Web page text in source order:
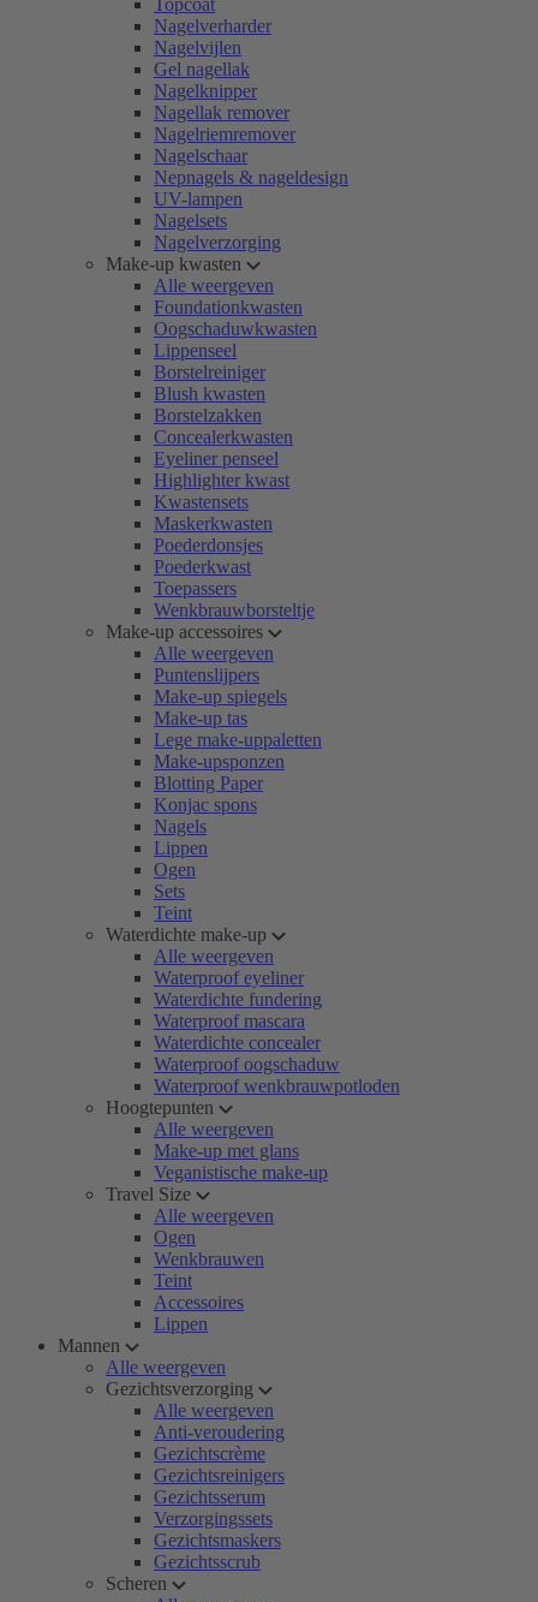
Topcoat
Nagelverharder
Nagelvijlen
Gel nagellak
Nagelknipper
Nagellak remover
Nagelriemremover
Nagelschaar
Nepnagels & nageldesign
UV-lampen
Nagelsets
Nagelverzorging
Make-up kwasten
Alle weergeven
Foundationkwasten
Oogschaduwkwasten
Lippenseel
Borstelreiniger
Blush kwasten
Borstelzakken
Concealerkwasten
Eyeliner penseel
Highlighter kwast
Kwastensets
Maskerkwasten
Poederdonsjes
Poederkwast
Toepassers
Wenkbrauwborsteltje
Make-up accessoires
Alle weergeven
Puntenslijpers
Make-up spiegels
Make-up tas
Lege make-uppaletten
Make-upsponzen
Blotting Paper
Konjac spons
Nagels
Lippen
Ogen
Sets
Teint
Waterdichte make-up
Alle weergeven
Waterproof eyeliner
Waterdichte fundering
Waterproof mascara
Waterdichte concealer
Waterproof oogschaduw
Waterproof wenkbrauwpotloden
Hoogtepunten
Alle weergeven
Make-up met glans
Veganistische make-up
Travel Size
Alle weergeven
Ogen
Wenkbrauwen
Teint
Accessoires
Lippen
Mannen
Alle weergeven
Gezichtsverzorging
Alle weergeven
Anti-veroudering
Gezichtscrème
Gezichtsreinigers
Gezichtsserum
Verzorgingssets
Gezichtsmaskers
Gezichtsscrub
Scheren